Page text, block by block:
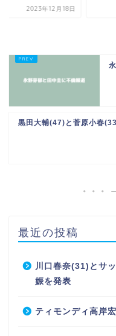
2023年12月18日
黒田大輔(47)と菅原小春
最近の投稿
川口春奈(31)とサ
娠を発表
ティモンディ高岸